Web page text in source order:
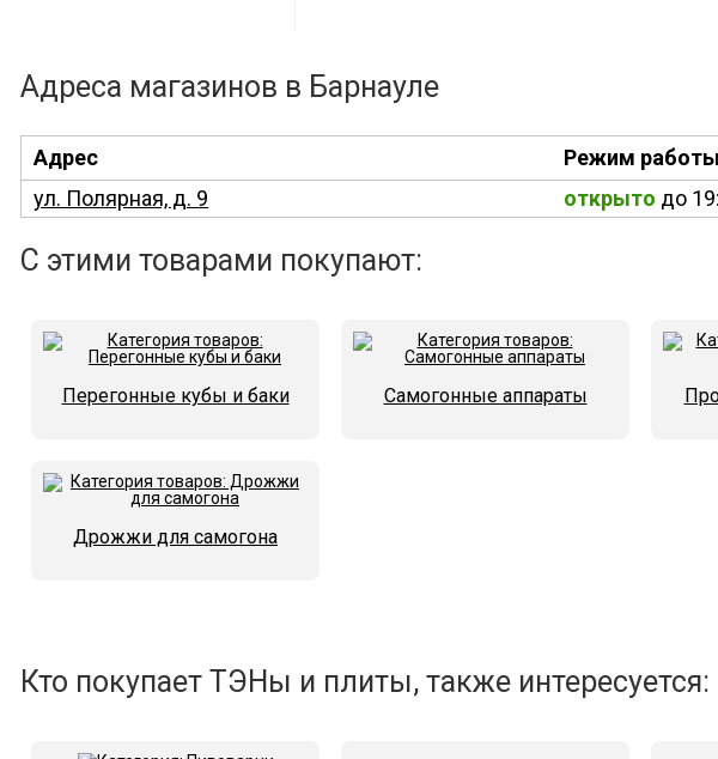
Адреса магазинов в Барнауле
Адрес Режим работы
ул. Полярная, д. 9
открыто до
С этими товарами покупают:
Перегонные кубы и баки Самогонные аппараты
Дрожжи для самогона
Кто покупает ТЭНы и плиты, также интересуется: